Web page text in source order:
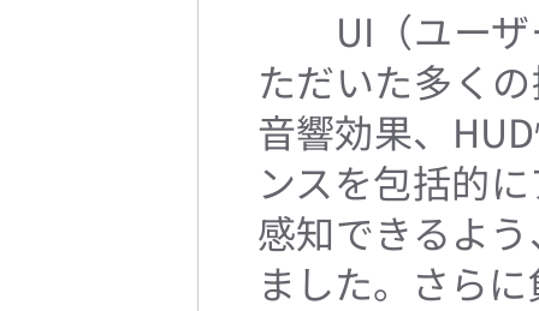
UI（ユーザ
ただいた多く
音響効果、
ンスを包括的
感知できるよ
ました。さら